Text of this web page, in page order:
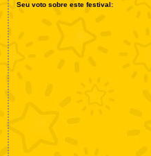
Seu voto sobre este festival: